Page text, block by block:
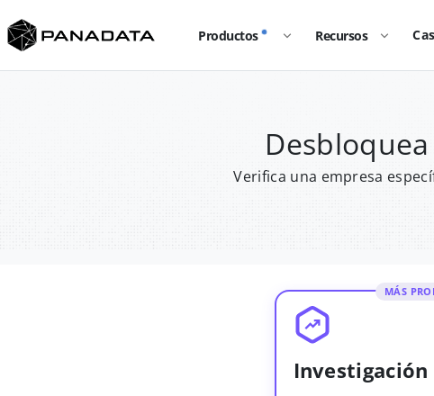
Productos Recursos
Verifica una empresa
MÁS